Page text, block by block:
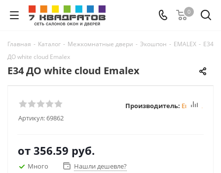
0
Главная - Каталог - Межкомнатные двери - Экошпон - EMALEX - E34
ДО white cloud Emalex
E34 ДО white cloud Emalex
Артикул:69862
Производитель: Emalex
от 356.59 руб.
Много
Нашли дешевле?